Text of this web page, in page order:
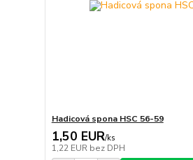
Hadicová spona HSC 56-59
1,50 EUR/ks
1,22 EUR bez DPH